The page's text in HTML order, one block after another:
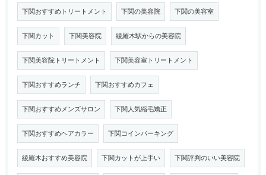
下関おすすめトリートメント 下関の美容院 下関の美容室
下関カット 下関美容院 綾羅木駅からの美容院
下関美容院トリートメント 下関美容室トリートメント
下関おすすめランチ 下関おすすめカフェ
下関おすすめメンズサロン 下関人気縮毛矯正
下関おすすめヘアカラー 下関コインパーキング
綾羅木おすすめ美容院 下関カットが上手い 下関評判のいい美容院